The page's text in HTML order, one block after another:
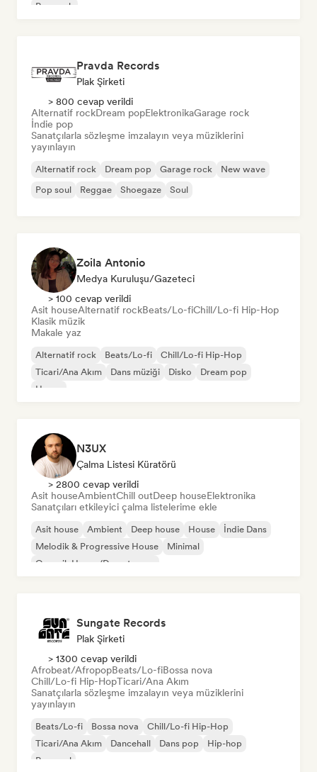
Pop rock
Pravda Records
Plak Şirketi
> 800 cevap verildi
Alternatif rockDream popElektronikaGarage rock
İndie pop
Sanatçılarla sözleşme imzalayın veya müziklerini
yayınlayın
Alternatif rock Dream pop Garage rock
New wave
Pop soul
Reggae Shoegaze Soul
Zoila Antonio
Medya Kuruluşu/Gazeteci
> 100 cevap verildi
Asit houseAlternatif rockBeats/Lo-fiChill/Lo-fi Hip-Hop
Klasik müzik
Makale yaz
Alternatif rock Beats/Lo-fi
Chill/Lo-fi Hip-Hop
Ticari/Ana Akım
Dans müziği Disko
Dream pop
House
N3UX
Çalma Listesi Küratörü
> 2800 cevap verildi
Asit houseAmbientChill outDeep houseElektronika
Sanatçıları etkileyici çalma listelerime ekle
Asit house Ambient Deep house House
İndie Dans
Melodik & Progressive House
Minimal
Organik House/Downtempo
Sungate Records
Plak Şirketi
> 1300 cevap verildi
Afrobeat/AfropopBeats/Lo-fiBossa nova
Chill/Lo-fi Hip-HopTicari/Ana Akım
Sanatçılarla sözleşme imzalayın veya müziklerini
yayınlayın
Beats/Lo-fi Bossa nova
Chill/Lo-fi Hip-Hop
Ticari/Ana Akım
Dancehall Dans pop
Hip-hop
Pop soul